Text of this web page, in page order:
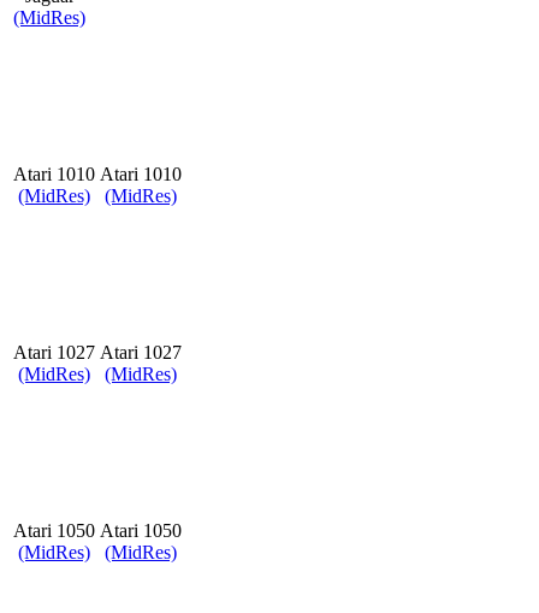
(MidRes)
Atari 1010
(MidRes)
Atari 1010
(MidRes)
Atari 1027
(MidRes)
Atari 1027
(MidRes)
Atari 1050
(MidRes)
Atari 1050
(MidRes)